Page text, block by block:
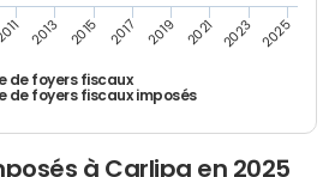
de foyers fiscaux
de foyers fiscaux imposés
2013 2015 2017 2019 2021 2023 2025
à Carlipa en 2025